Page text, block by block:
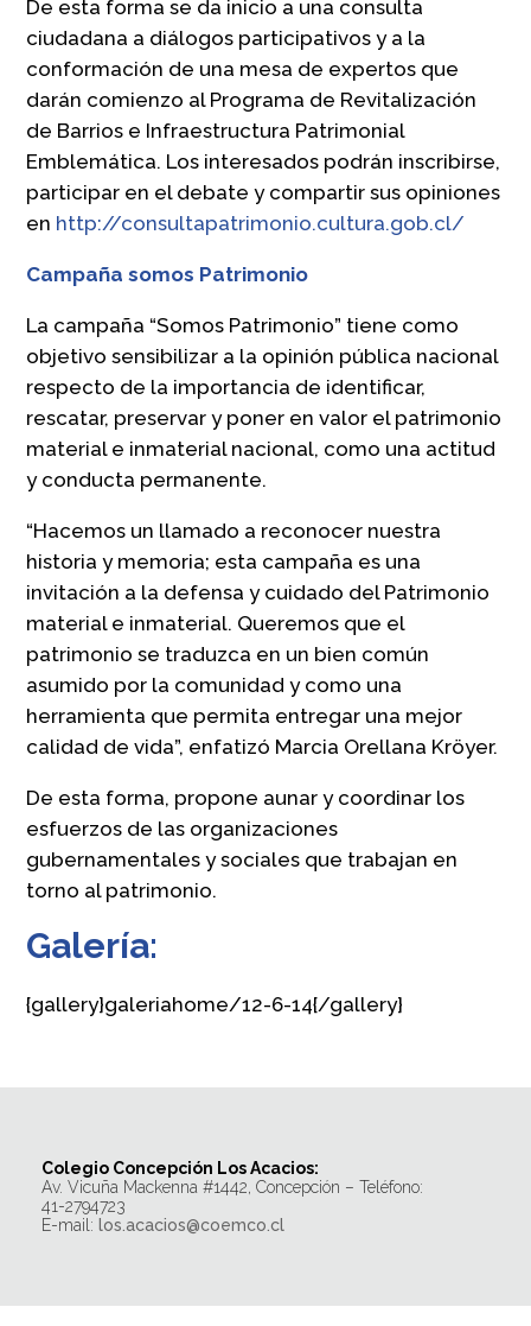
De esta forma se da inicio a una consulta
ciudadana a diálogos participativos y a la
conformación de una mesa de expertos que
darán comienzo al Programa de Revitalización
de Barrios e Infraestructura Patrimonial
Emblemática. Los interesados podrán inscribirse,
participar en el debate y compartir sus opiniones
en http://consultapatrimonio.cultura.gob.cl/
Campaña somos Patrimonio
La campaña “Somos Patrimonio” tiene como
objetivo sensibilizar a la opinión pública nacional
respecto de la importancia de identificar,
rescatar, preservar y poner en valor el patrimonio
material e inmaterial nacional, como una actitud
y conducta permanente.
“Hacemos un llamado a reconocer nuestra
historia y memoria; esta campaña es una
invitación a la defensa y cuidado del Patrimonio
material e inmaterial. Queremos que el
patrimonio se traduzca en un bien común
asumido por la comunidad y como una
herramienta que permita entregar una mejor
calidad de vida”, enfatizó Marcia Orellana Kröyer.
De esta forma, propone aunar y coordinar los
esfuerzos de las organizaciones
gubernamentales y sociales que trabajan en
torno al patrimonio.
Galería:
{gallery}galeriahome/12-6-14{/gallery}
Colegio Concepción Los Acacios:
Av. Vicuña Mackenna #1442, Concepción – Teléfono:
41-2794723
E-mail: los.acacios@coemco.cl